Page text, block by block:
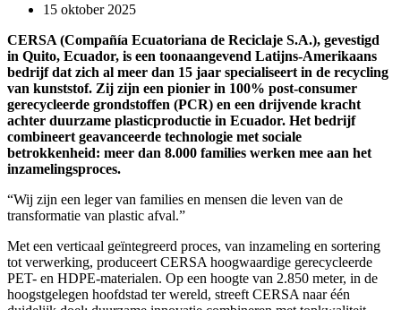
15 oktober 2025
CERSA (Compañía Ecuatoriana de Reciclaje S.A.), gevestigd
in Quito, Ecuador, is een toonaangevend Latijns-Amerikaans
bedrijf dat zich al meer dan 15 jaar specialiseert in de recycling
van kunststof. Zij zijn een pionier in 100% post-consumer
gerecycleerde grondstoffen (PCR) en een drijvende kracht
achter duurzame plasticproductie in Ecuador. Het bedrijf
combineert geavanceerde technologie met sociale
betrokkenheid: meer dan 8.000 families werken mee aan het
inzamelingsproces.
“Wij zijn een leger van families en mensen die leven van de
transformatie van plastic afval.”
Met een verticaal geïntegreerd proces, van inzameling en sortering
tot verwerking, produceert CERSA hoogwaardige gerecycleerde
PET- en HDPE-materialen. Op een hoogte van 2.850 meter, in de
hoogstgelegen hoofdstad ter wereld, streeft CERSA naar één